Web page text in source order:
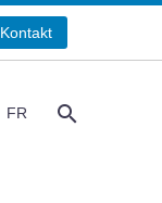
Kontakt
FR